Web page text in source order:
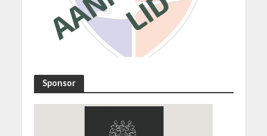
Sponsor